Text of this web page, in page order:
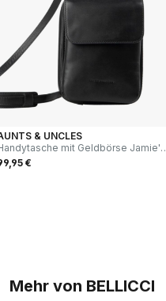
& UNCLES
mit Geldbörse Jamie's
Tulip jet black
€
Mehr von BELLICCI